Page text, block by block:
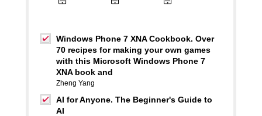
Windows Phone 7 XNA Cookbook. Over
70 recipes for making your own games
with this Microsoft Windows Phone 7
XNA book and
Zheng Yang
AI for Anyone. The Beginner's Guide to
AI